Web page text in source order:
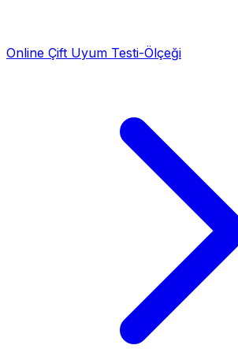
Online Çift Uyum Testi-Ölçeği